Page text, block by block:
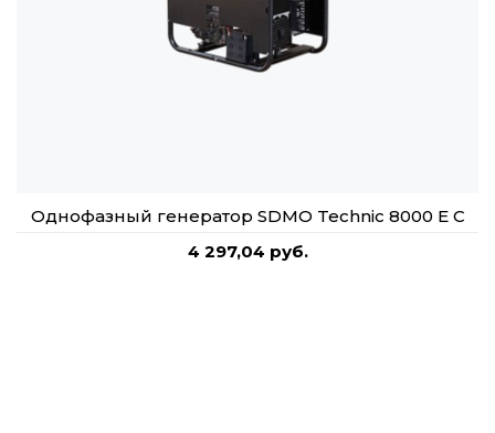
Однофазный генератор SDMO Technic 8000 E C
4 297,04 руб.